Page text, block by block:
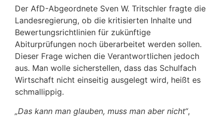
Der AfD-Abgeordnete Sven W. Tritschler fragte die
Landesregierung, ob die kritisierten Inhalte und
Bewertungsrichtlinien für zukünftige
Abiturprüfungen noch überarbeitet werden sollen.
Dieser Frage wichen die Verantwortlichen jedoch
aus. Man wolle sicherstellen, dass das Schulfach
Wirtschaft nicht einseitig ausgelegt wird, heißt es
schmallippig.
„Das kann man glauben, muss man aber nicht“,